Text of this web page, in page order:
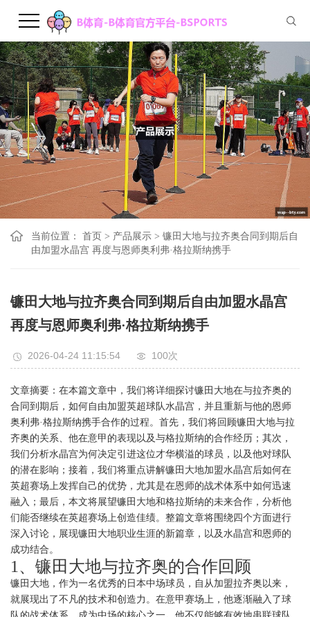
当前位置： 首页 > 产品展示 > 镰田大地与拉齐奥合同到期后自
由加盟水晶宫 再度与恩师奥利弗·格拉斯纳携手
镰田大地与拉齐奥合同到期后自由加盟水晶宫
再度与恩师奥利弗·格拉斯纳携手
2026-04-24 11:15:54 100次
文章摘要：在本篇文章中，我们将详细探讨镰田大地在与拉齐奥的
合同到期后，如何自由加盟英超球队水晶宫，并且重新与他的恩师
奥利弗·格拉斯纳携手合作的过程。首先，我们将回顾镰田大地与拉
齐奥的关系、他在意甲的表现以及与格拉斯纳的合作经历；其次，
我们分析水晶宫为何决定引进这位才华横溢的球员，以及他对球队
的潜在影响；接着，我们将重点讲解镰田大地加盟水晶宫后如何在
英超赛场上发挥自己的优势，尤其是在恩师的战术体系中如何迅速
融入；最后，本文将展望镰田大地和格拉斯纳的未来合作，分析他
们能否继续在英超赛场上创造佳绩。整篇文章将围绕四个方面进行
深入讨论，展现镰田大地职业生涯的新篇章，以及水晶宫和恩师的
成功结合。
1、镰田大地与拉齐奥的合作回顾
镰田大地，作为一名优秀的日本中场球员，自从加盟拉齐奥以来，
就展现出了不凡的技术和创造力。在意甲赛场上，他逐渐融入了球